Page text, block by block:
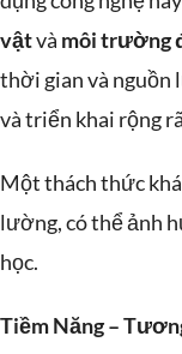
vậtvà môi trường
thời gian và nguồn
và triển khai rộng
Một thách thức
lường, có thể ảnh
học.
Tiềm Năng –